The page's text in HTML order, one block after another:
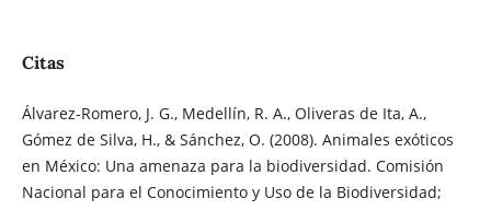
Citas
Álvarez-Romero, J. G., Medellín, R. A., Oliveras de Ita, A.,
Gómez de Silva, H., & Sánchez, O. (2008). Animales exóticos
en México: Una amenaza para la biodiversidad. Comisión
Nacional para el Conocimiento y Uso de la Biodiversidad;